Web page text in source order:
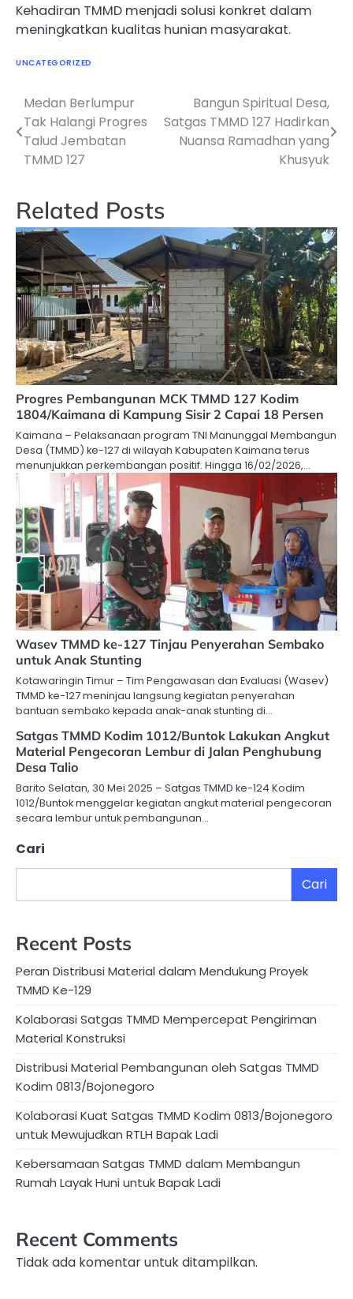
Kehadiran TMMD menjadi solusi konkret dalam
meningkatkan kualitas hunian masyarakat.
UNCATEGORIZED
Navigasi
pos
Medan Berlumpur
Tak Halangi Progres
Talud Jembatan
TMMD 127
Bangun Spiritual Desa,
Satgas TMMD 127 Hadirkan
Nuansa Ramadhan yang
Khusyuk
Related Posts
Progres Pembangunan MCK TMMD 127 Kodim
1804/Kaimana di Kampung Sisir 2 Capai 18 Persen
Kaimana – Pelaksanaan program TNI Manunggal Membangun
Desa (TMMD) ke-127 di wilayah Kabupaten Kaimana terus
menunjukkan perkembangan positif. Hingga 16/02/2026,…
Wasev TMMD ke-127 Tinjau Penyerahan Sembako
untuk Anak Stunting
Kotawaringin Timur – Tim Pengawasan dan Evaluasi (Wasev)
TMMD ke-127 meninjau langsung kegiatan penyerahan
bantuan sembako kepada anak-anak stunting di…
Satgas TMMD Kodim 1012/Buntok Lakukan Angkut
Material Pengecoran Lembur di Jalan Penghubung
Desa Talio
Barito Selatan, 30 Mei 2025 – Satgas TMMD ke-124 Kodim
1012/Buntok menggelar kegiatan angkut material pengecoran
secara lembur untuk pembangunan…
Cari
Cari
Recent Posts
Peran Distribusi Material dalam Mendukung Proyek
TMMD Ke-129
Kolaborasi Satgas TMMD Mempercepat Pengiriman
Material Konstruksi
Distribusi Material Pembangunan oleh Satgas TMMD
Kodim 0813/Bojonegoro
Kolaborasi Kuat Satgas TMMD Kodim 0813/Bojonegoro
untuk Mewujudkan RTLH Bapak Ladi
Kebersamaan Satgas TMMD dalam Membangun
Rumah Layak Huni untuk Bapak Ladi
Recent Comments
Tidak ada komentar untuk ditampilkan.